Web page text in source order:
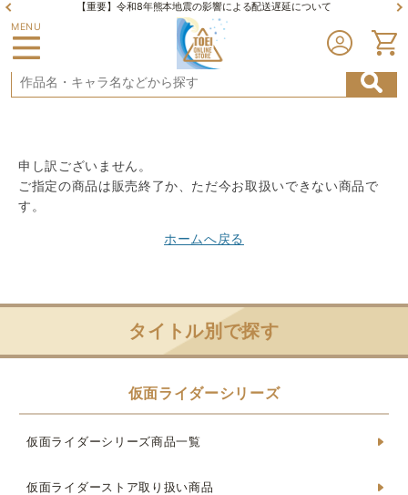
【重要】令和8年熊本地震の影響による配送遅延について
MENU
申し訳ございません。
ご指定の商品は販売終了か、ただ今お取扱いできない商品で
す。
ホームへ戻る
タイトル別で探す
仮面ライダーシリーズ
仮面ライダーシリーズ商品一覧
仮面ライダーストア取り扱い商品